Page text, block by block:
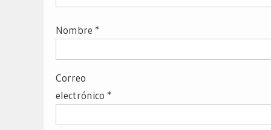
Nombre *
Correo
electrónico *